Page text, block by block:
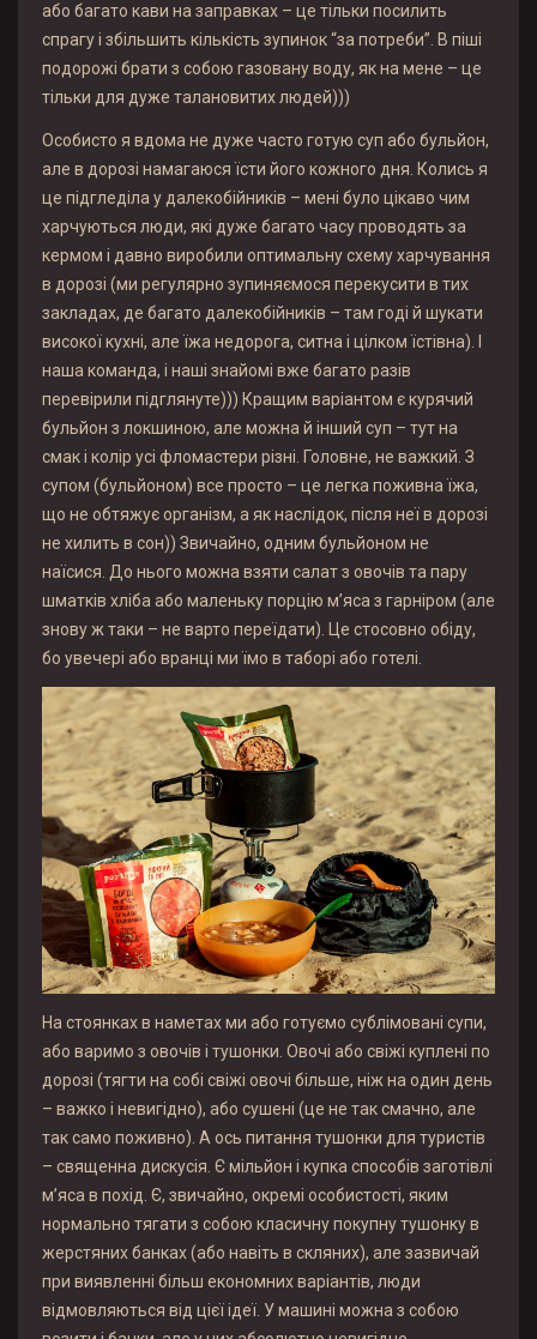
або багато кави на заправках – це тільки посилить
спрагу і збільшить кількість зупинок “за потреби”. В піші
подорожі брати з собою газовану воду, як на мене – це
тільки для дуже талановитих людей)))
Особисто я вдома не дуже часто готую суп або бульйон,
але в дорозі намагаюся їсти його кожного дня. Колись я
це підгледіла у далекобійників – мені було цікаво чим
харчуються люди, які дуже багато часу проводять за
кермом і давно виробили оптимальну схему харчування
в дорозі (ми регулярно зупиняємося перекусити в тих
закладах, де багато далекобійників – там годі й шукати
високої кухні, але їжа недорога, ситна і цілком їстівна). І
наша команда, і наші знайомі вже багато разів
перевірили підглянуте))) Кращим варіантом є курячий
бульйон з локшиною, але можна й інший суп – тут на
смак і колір усі фломастери різні. Головне, не важкий. З
супом (бульйоном) все просто – це легка поживна їжа,
що не обтяжує організм, а як наслідок, після неї в дорозі
не хилить в сон)) Звичайно, одним бульйоном не
наїсися. До нього можна взяти салат з овочів та пару
шматків хліба або маленьку порцію м’яса з гарніром (але
знову ж таки – не варто переїдати). Це стосовно обіду,
бо увечері або вранці ми їмо в таборі або готелі.
На стоянках в наметах ми або готуємо сублімовані супи,
або варимо з овочів і тушонки. Овочі або свіжі куплені по
дорозі (тягти на собі свіжі овочі більше, ніж на один день
– важко і невигідно), або сушені (це не так смачно, але
так само поживно). А ось питання тушонки для туристів
– священна дискусія. Є мільйон і купка способів заготівлі
м’яса в похід. Є, звичайно, окремі особистості, яким
нормально тягати з собою класичну покупну тушонку в
жерстяних банках (або навіть в скляних), але зазвичай
при виявленні більш економних варіантів, люди
відмовляються від цієї ідеї. У машині можна з собою